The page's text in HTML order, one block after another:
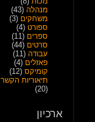
מנהלה (43)
משחקים (3)
ספורט (4)
ספרים (11)
סרטים (44)
עבודה (11)
פאזלים (4)
קומיקס (12)
תיאוריות הקשר
(20)
ארכיון